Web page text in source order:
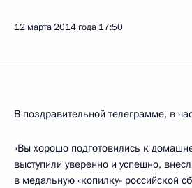
12 марта 2014 года 17:50
В поздравительной телеграмме, в
«Вы хорошо подготовились к
выступили уверенно и успешно,
в медальную «копилку» российской